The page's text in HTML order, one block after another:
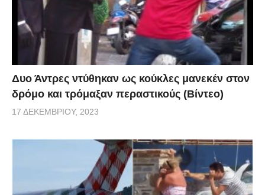
Δυο Άντρες ντύθηκαν ως κούκλες μανεκέν στον
δρόμο και τρόμαξαν περαστικούς (Βίντεο)
17 ΔΕΚΕΜΒΡΊΟΥ, 2023